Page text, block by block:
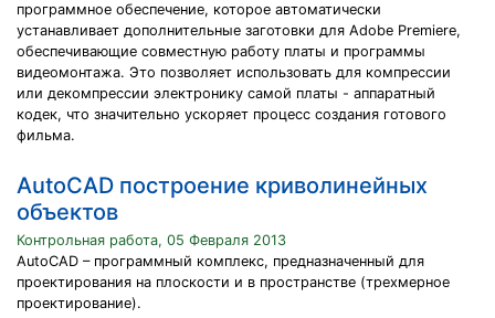
программное обеспечение, которое автоматически
устанавливает дополнительные заготовки для Adobe Premiere,
обеспечивающие совместную работу платы и программы
видеомонтажа. Это позволяет использовать для компрессии
или декомпрессии электронику самой платы - аппаратный
кодек, что значительно ускоряет процесс создания готового
фильма.
AutoCAD построение криволинейных
объектов
Контрольная работа, 05 Февраля 2013
AutoCAD – программный комплекс, предназначенный для
проектирования на плоскости и в пространстве (трехмерное
проектирование).